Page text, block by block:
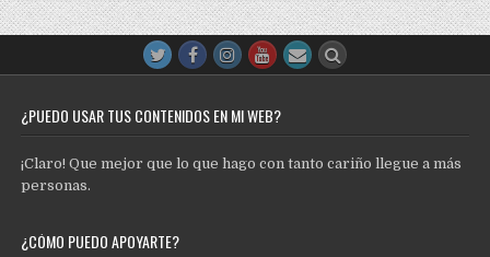
¿PUEDO USAR TUS CONTENIDOS EN MI WEB?
¡Claro! Que mejor que lo que hago con tanto cariño llegue a más
personas.
¿CÓMO PUEDO APOYARTE?